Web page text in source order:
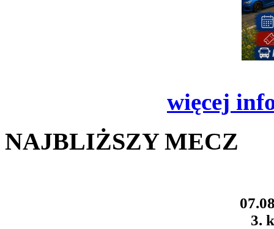
więcej
NAJBLIŻSZY MECZ
3.